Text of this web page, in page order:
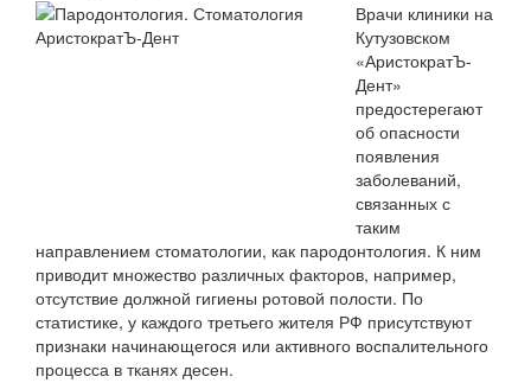
Врачи клиники на
Кутузовском
«АристократЪ-
Дент»
предостерегают
об опасности
появления
заболеваний,
связанных с
таким
направлением стоматологии, как пародонтология. К ним
приводит множество различных факторов, например,
отсутствие должной гигиены ротовой полости. По
статистике, у каждого третьего жителя РФ присутствуют
признаки начинающегося или активного воспалительного
процесса в тканях десен.